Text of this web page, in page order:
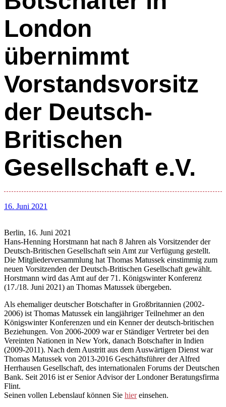
London
übernimmt
Vorstandsvorsitz
der Deutsch-
Britischen
Gesellschaft e.V.
16. Juni 2021
Berlin, 16. Juni 2021
Hans-Henning Horstmann hat nach 8 Jahren als Vorsitzender der
Deutsch-Britischen Gesellschaft sein Amt zur Verfügung gestellt.
Die Mitgliederversammlung hat Thomas Matussek einstimmig zum
neuen Vorsitzenden der Deutsch-Britischen Gesellschaft gewählt.
Horstmann wird das Amt auf der 71. Königswinter Konferenz
(17./18. Juni 2021) an Thomas Matussek übergeben.
Als ehemaliger deutscher Botschafter in Großbritannien (2002-
2006) ist Thomas Matussek ein langjähriger Teilnehmer an den
Königswinter Konferenzen und ein Kenner der deutsch-britischen
Beziehungen. Von 2006-2009 war er Ständiger Vertreter bei den
Vereinten Nationen in New York, danach Botschafter in Indien
(2009-2011). Nach dem Austritt aus dem Auswärtigen Dienst war
Thomas Matussek von 2013-2016 Geschäftsführer der Alfred
Herrhausen Gesellschaft, des internationalen Forums der Deutschen
Bank. Seit 2016 ist er Senior Advisor der Londoner Beratungsfirma
Flint.
Seinen vollen Lebenslauf können Sie hiereinsehen.